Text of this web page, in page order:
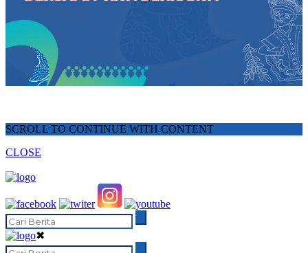
SCROLL TO CONTINUE WITH CONTENT
CLOSE
✖